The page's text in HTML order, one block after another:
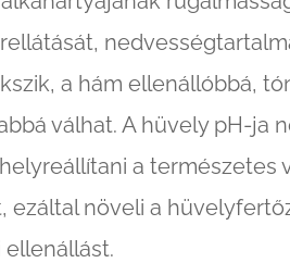
a hám ellenállóbbá,
válhat. A hüvely pH-ja
a természetes
ezáltal növeli a
ellenállást.